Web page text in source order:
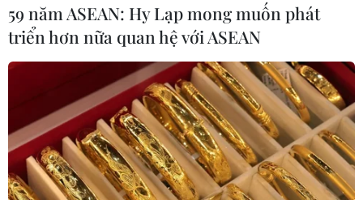
CƠ QUAN CHỦ QUẢN: THÔNG TẤN XÃ VIỆT NAM
Tổng Biên tập: TRẦN TIẾN DUẨN
Phó Tổng Biên tập: NGUYỄN THỊ TÁM, KHÚC THANH
THỦY
59 năm ASEAN: Hy Lạp mong muốn phát
triển hơn nữa quan hệ với ASEAN